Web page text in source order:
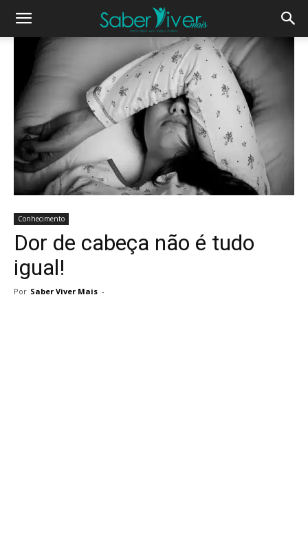
Conhecimento
Dor de cabeça não é tudo
igual!
Por Saber Viver Mais -